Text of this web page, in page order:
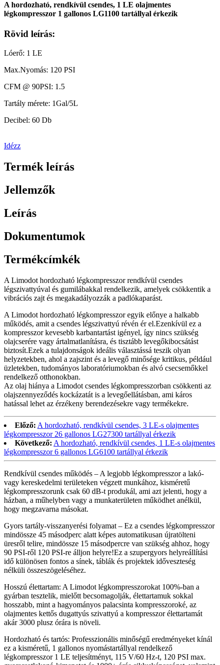
A hordozható, rendkívül csendes, 1 LE olajmentes
légkompresszor 1 gallonos LG1100 tartállyal érkezik
Rövid leírás:
Lóerő: 1 LE
Max.Nyomás: 120 PSI
CFM @ 90PSI: 1.5
Tartály mérete: 1Gal/5L
Decibel: 60 Db
Idézz
Termék leírás
Jellemzők
Leírás
Dokumentumok
Termékcímkék
A Limodot hordozható légkompresszor rendkívül csendes
légszivattyúval és gumilábakkal rendelkezik, amelyek csökkentik a
vibrációs zajt és megakadályozzák a padlókaparást.
A Limodot hordozható légkompresszor egyik előnye a halkabb
működés, amit a csendes légszivattyú révén ér el.Ezenkívül ez a
kompresszor kevesebb karbantartást igényel, így nincs szükség
olajcserére vagy ártalmatlanításra, és tisztább levegőkibocsátást
biztosít.Ezek a tulajdonságok ideális választássá teszik olyan
helyzetekben, ahol a zajszint és a levegő minősége kritikus, például
üzletekben, tudományos laboratóriumokban és alvó csecsemőkkel
rendelkező otthonokban.
Az olaj hiánya a Limodot csendes légkompresszorban csökkenti az
olajszennyeződés kockázatát is a levegőellátásban, ami káros
hatással lehet az érzékeny berendezésekre vagy termékekre.
Előző: A hordozható, rendkívül csendes, 3 LE-s olajmentes
légkompresszor 26 gallonos LG27300 tartállyal érkezik
Következő: A hordozható, rendkívül csendes, 1 LE-s olajmentes
légkompresszor 6 gallonos LG6100 tartállyal érkezik
Rendkívül csendes működés – A legjobb légkompresszor a lakó-
vagy kereskedelmi területeken végzett munkához, kisméretű
légkompresszorunk csak 60 dB-t produkál, ami azt jelenti, hogy a
házban, a műhelyben vagy a munkaterületen működhet anélkül,
hogy megzavarna másokat.
Gyors tartály-visszanyerési folyamat – Ez a csendes légkompresszor
mindössze 45 másodperc alatt képes automatikusan újratölteni
üresről telire, mindössze 15 másodpercre van szükség ahhoz, hogy
90 PSI-ről 120 PSI-re álljon helyre!Ez a szupergyors helyreállítási
idő különösen fontos a sínek, táblák és projektek időveszteség
nélküli összeszögeléséhez.
Hosszú élettartam: A Limodot légkompresszorokat 100%-ban a
gyárban tesztelik, mielőtt becsomagolják, élettartamuk sokkal
hosszabb, mint a hagyományos palacsinta kompresszoroké, az
olajmentes kettős dugattyús szivattyú a kompresszor élettartamát
akár 3000 plusz órára is növeli.
Hordozható és tartós: Professzionális minőségű eredményeket kínál
ez a kisméretű, 1 gallonos nyomástartállyal rendelkező
légkompresszor 1 LE teljesítményt, 115 V/60 Hz-t, 120 PSI max.